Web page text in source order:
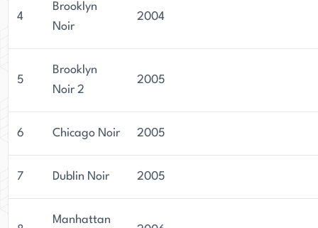
4
Brooklyn
Noir
2004
5
Brooklyn
Noir 2
2005
6 Chicago Noir 2005
7 Dublin Noir 2005
Manhattan